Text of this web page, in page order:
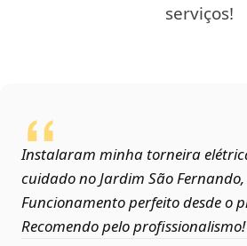
serviços!
Instalaram minha torneira
cuidado no Jardim São Fernando,
Funcionamento perfeito desde o
Recomendo pelo profissionalismo!